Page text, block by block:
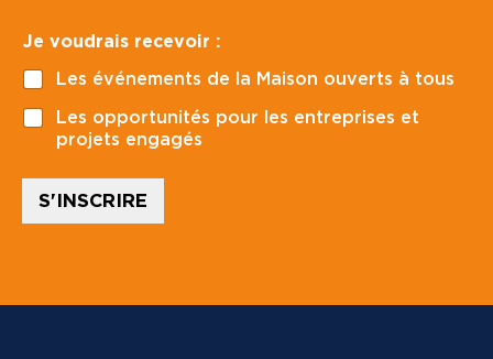
*
p
o
s
t
a
:
*
Je voudrais recevoir :
Les événements de la Maison ouverts à tous
Les opportunités pour les entreprises et
projets engagés
S'INSCRIRE